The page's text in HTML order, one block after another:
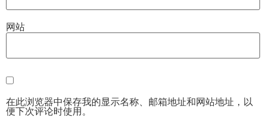
网站
在此浏览器中保存我的显示名称、邮箱地址和网站地址，以
便下次评论时使用。